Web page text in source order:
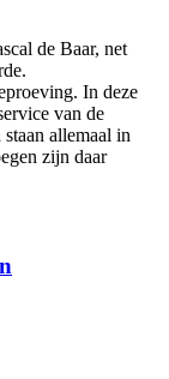
de Baar, net
In deze
van de
allemaal in
zijn daar